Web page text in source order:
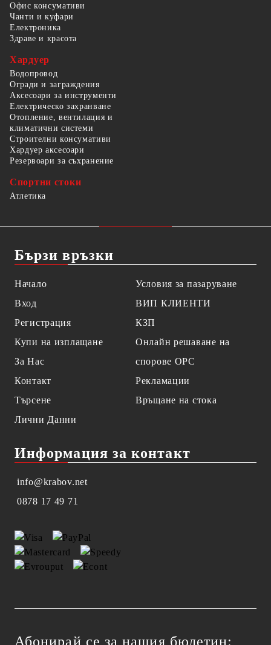
Офис консумативи
Чанти и куфари
Електроника
Здраве и красота
Хардуер
Водопровод
Огради и заграждения
Аксесоари за инструменти
Електрическо захранване
Отопление, вентилация и
климатични системи
Строителни консумативи
Хардуер аксесоари
Резервоари за съхранение
Спортни стоки
Атлетика
Бързи връзки
Начало
Вход
Регистрация
Купи на изплащане
За Нас
Контакт
Търсене
Лични Данни
Условия за пазаруване
ВИП КЛИЕНТИ
КЗП
Онлайн решаване на
спорове OPC
Рекламации
Връщане на стока
Информация за контакт
info@krabov.net
0878 17 49 71
Абонирай се за нашия бюлетин: